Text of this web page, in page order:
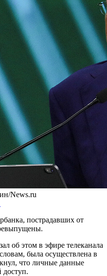
News.ru
пострадавших от
об этом в эфире телеканала
была осуществлена в
что личные данные
доступ.